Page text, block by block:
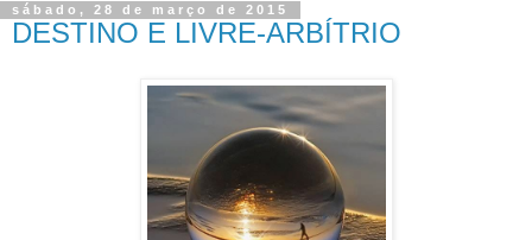
sábado, 28 de março de 2015
DESTINO E LIVRE-ARBÍTRIO